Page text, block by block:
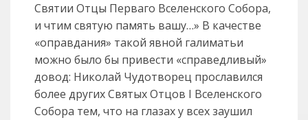
Святии Отцы Перваго Вселенского Собора,
и чтим святую память вашу…» В качестве
«оправдания» такой явной галиматьи
можно было бы привести «справедливый»
довод: Николай Чудотворец прославился
более других Святых Отцов I Вселенского
Собора тем, что на глазах у всех заушил